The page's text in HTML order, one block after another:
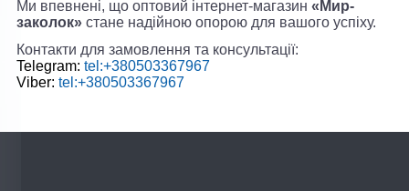
Ми впевнені, що оптовий інтернет-магазин «Мир-
заколок» стане надійною опорою для вашого успіху.
Контакти для замовлення та консультації:
Telegram: tel:+380503367967
Viber: tel:+380503367967